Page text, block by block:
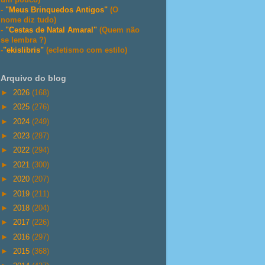
- "Meus Brinquedos Antigos" (O
nome diz tudo)
- "Cestas de Natal Amaral" (Quem não
se lembra ?)
-"ekislibris" (ecletismo com estilo)
Arquivo do blog
► 2026 (168)
► 2025 (276)
► 2024 (249)
► 2023 (287)
► 2022 (294)
► 2021 (300)
► 2020 (207)
► 2019 (211)
► 2018 (204)
► 2017 (226)
► 2016 (297)
► 2015 (368)